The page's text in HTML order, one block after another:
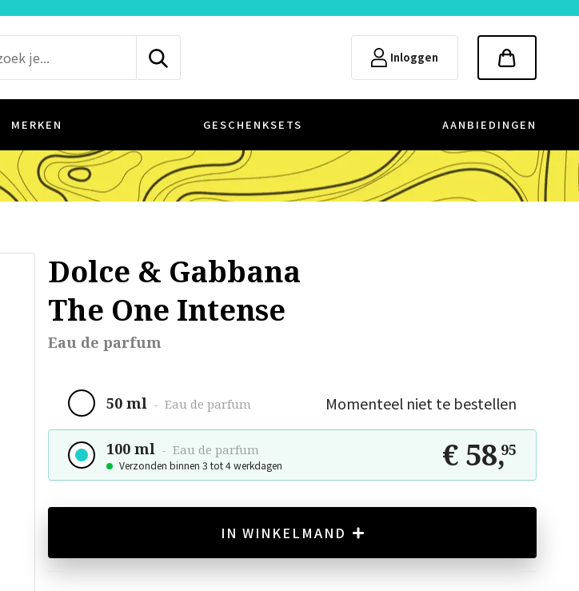
Inloggen
MERKEN GESCHENKSETS AANBIEDINGEN
Dolce & Gabbana
The One Intense
Eau de parfum
50 ml - Eau de parfum Momenteel niet te bestellen
100 ml - Eau de parfum
Verzonden binnen 3 tot 4 werkdagen € 58,95
IN WINKELMAND